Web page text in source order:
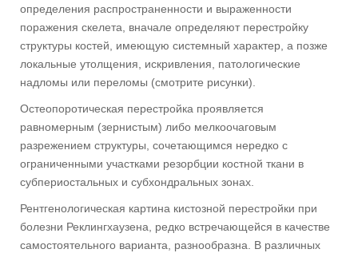
определения распространенности и выраженности
поражения скелета, вначале определяют перестройку
структуры костей, имеющую системный характер, а позже
локальные утолщения, искривления, патологические
надломы или переломы (смотрите рисунки).
Остеопоротическая перестройка проявляется
равномерным (зернистым) либо мелкоочаговым
разрежением структуры, сочетающимся нередко с
ограниченными участками резорбции костной ткани в
субпериостальных и субхондральных зонах.
Рентгенологическая картина кистозной перестройки при
болезни Реклингхаузена, редко встречающейся в качестве
самостоятельного варианта, разнообразна. В различных